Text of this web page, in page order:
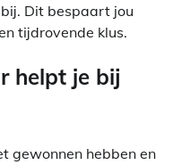
Dit bespaart jou
tijdrovende klus.
helpt je bij
gewonnen hebben en